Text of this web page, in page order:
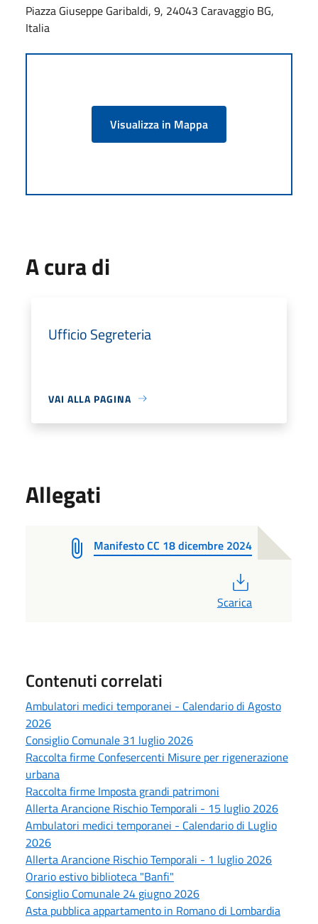
Piazza Giuseppe Garibaldi, 9, 24043 Caravaggio BG,
Italia
Visualizza in Mappa
A cura di
Ufficio Segreteria
VAI ALLA PAGINA
Allegati
Manifesto CC 18 dicembre 2024
Scarica
Contenuti correlati
Ambulatori medici temporanei - Calendario di Agosto
2026
Consiglio Comunale 31 luglio 2026
Raccolta firme Confesercenti Misure per rigenerazione
urbana
Raccolta firme Imposta grandi patrimoni
Allerta Arancione Rischio Temporali - 15 luglio 2026
Ambulatori medici temporanei - Calendario di Luglio
2026
Allerta Arancione Rischio Temporali - 1 luglio 2026
Orario estivo biblioteca "Banfi"
Consiglio Comunale 24 giugno 2026
Asta pubblica appartamento in Romano di Lombardia